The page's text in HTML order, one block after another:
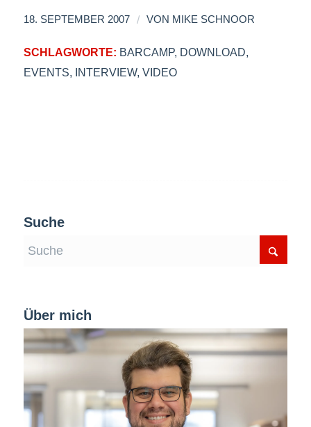
18. SEPTEMBER 2007 / VON MIKE SCHNOOR
SCHLAGWORTE: BARCAMP, DOWNLOAD,
EVENTS, INTERVIEW, VIDEO
Suche
Über mich